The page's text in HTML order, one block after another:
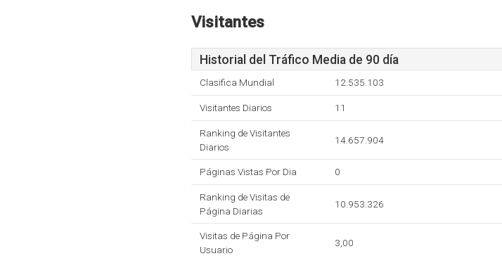
Visitantes
Historial del Tráfico Media de 90 día
Clasifica Mundial 12.535.103
Visitantes Diarios 11
Ranking de Visitantes
Diarios
14.657.904
Páginas Vistas Por Dia 0
Ranking de Visitas de
Página Diarias
10.953.326
Visitas de Página Por
Usuario
3,00